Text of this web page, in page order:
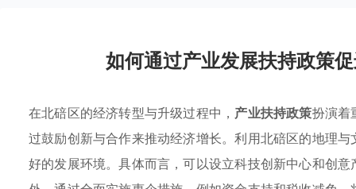
如何通过产业发展扶持政策
在北碚区的经济转型与升级过程中， 产业扶持政策扮演着
过鼓励创新与合作来推动经济增长。利用北碚区的地理
好的发展环境。具体而言，可以设立科技创新中心和创